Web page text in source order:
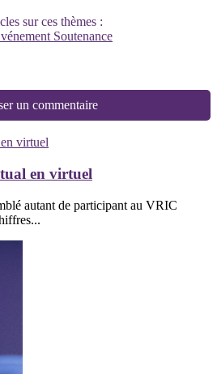
sur ces thèmes :
Soutenance
un commentaire
en virtuel
autant de participant au VRIC